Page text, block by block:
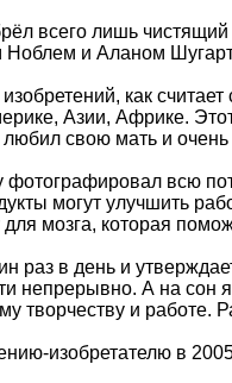
всего лишь чистящий
и Аланом
как
Азии, Африке.
свою мать и
фотографировал всю
могут улучшить
для мозга, которая
раз в день и
непрерывно. А на сон
творчеству и работе.
изобретателю в